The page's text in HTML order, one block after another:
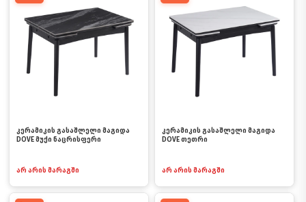
კერამიკის გასაშლელი მაგიდა
DOVE მუქი ნაცრისფერი
არ არის მარაგში
კერამიკის გასაშლელი მაგიდა
DOVE თეთრი
არ არის მარაგში